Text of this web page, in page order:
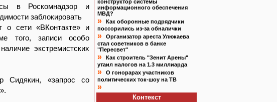
в Роскомнадзор и
заблокировать
о сети «ВКонтакте» и
того, записи особо
экстремистских
Сидякин, «запрос со
конструктор системы
информационного обеспечения
МВД?
»
Как оборонные подрядчики
поссорились из-за обналички
»
Организатор ареста Улюкаева
стал советников в банке
"Пересвет"
»
Как строитель "Зенит Арены"
утаил налогов на 1.3 миллиарда
»
О гонорарах участников
политических ток-шоу на ТВ
»
Контекст